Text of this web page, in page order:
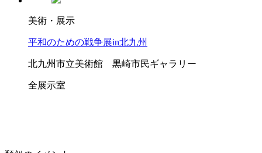
美術・展示
平和のための戦争展in北九州
北九州市立美術館 黒崎市民ギャラリー
全展示室